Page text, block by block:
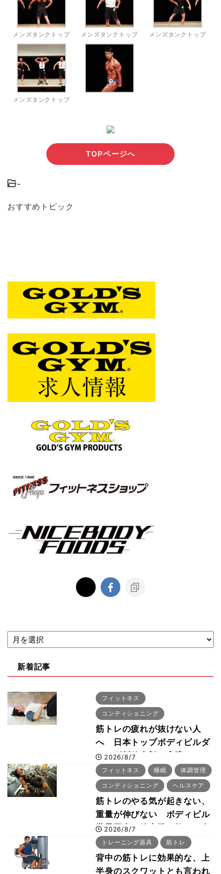
メンズタンクトップ メンズタンクトップ メンズタンクトップ
メンズタンクトップ
TOPページへ
-
おすすめトピック
新着記事
フィットネス
コンディショニング
筋トレの疲れが抜けない人
へ 日本トップボディビルダ
ー・刈川啓志郎が実践する
「回復習慣」
2026/8/7
フィットネス 睡眠 体調管理
コンディショニング ヘルスケア
筋トレのやる気が起きない、
重量が伸びない ボディビル
世界王者・鈴木雅が教える食
事・睡眠・呼吸の整え方
2026/8/7
トレーニング器具 筋トレ
背中の筋トレに効果的な、上
半身のスクワットとも言われ